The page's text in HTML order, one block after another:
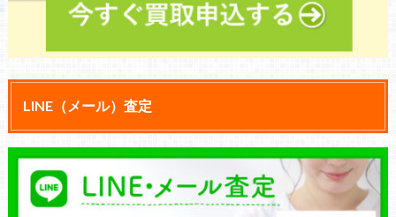
LINE（メール）査定